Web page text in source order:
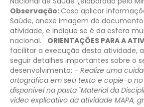
Observação:Caso aplicar
Saúde, anexe imagem do
atividade, e indique se é da esfera
nacional.
ORIENTAÇÕES PARA A
facilitar a execução desta atividade,
seguir detalhes importantes sobre o
desenvolvimento: - Realize uma
ortográfica em seu texto e copie-o
disponível na pasta "Material da
vídeo explicativo da atividade MAPA,